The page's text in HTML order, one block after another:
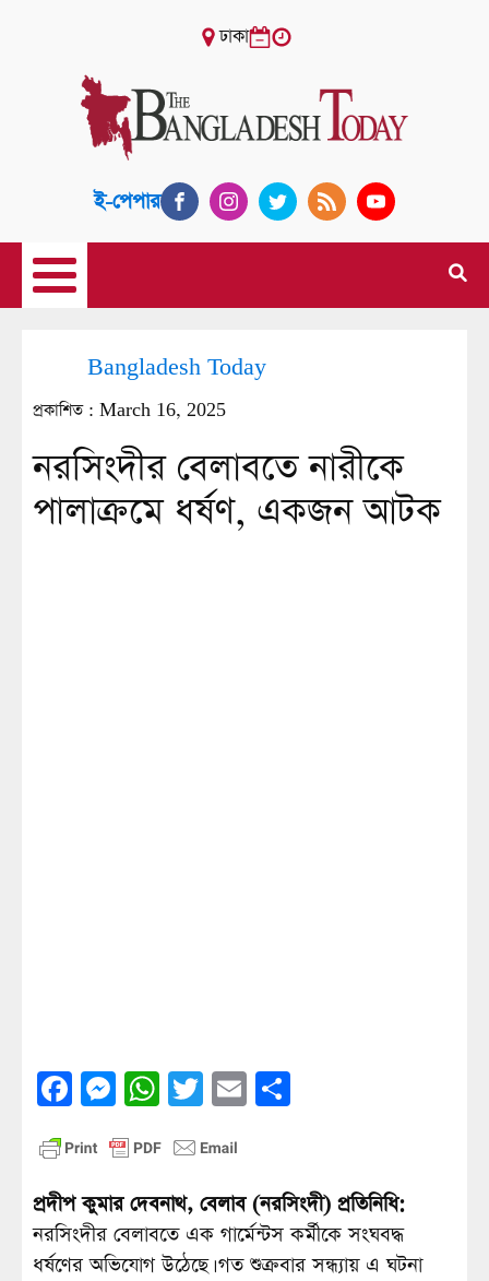
ঢাকা
ই-পেপার
Bangladesh Today
প্রকাশিত : March 16, 2025
নরসিংদীর বেলাবতে নারীকে
পালাক্রমে ধর্ষণ, একজন আটক
Facebook
Messenger
WhatsApp
Twitter
Email
প্রদীপ কুমার দেবনাথ, বেলাব (নরসিংদী) প্রতিনিধি:
নরসিংদীর বেলাবতে এক গার্মেন্টস কর্মীকে সংঘবদ্ধ
ধর্ষণের অভিযোগ উঠেছে। গত শুক্রবার সন্ধ্যায় এ ঘটনা